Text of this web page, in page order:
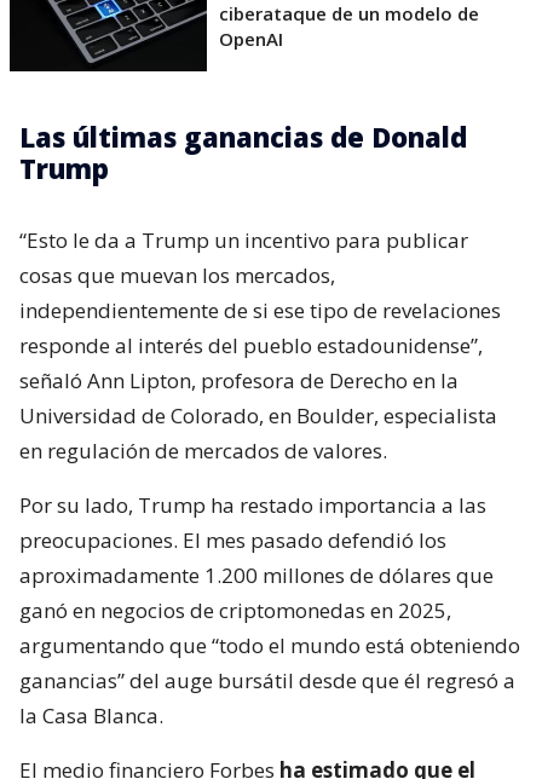
ciberataque de un modelo de
OpenAI
Las últimas ganancias de Donald
Trump
“Esto le da a Trump un incentivo para publicar
cosas que muevan los mercados,
independientemente de si ese tipo de revelaciones
responde al interés del pueblo estadounidense”,
señaló Ann Lipton, profesora de Derecho en la
Universidad de Colorado, en Boulder, especialista
en regulación de mercados de valores.
Por su lado, Trump ha restado importancia a las
preocupaciones. El mes pasado defendió los
aproximadamente 1.200 millones de dólares que
ganó en negocios de criptomonedas en 2025,
argumentando que “todo el mundo está obteniendo
ganancias” del auge bursátil desde que él regresó a
la Casa Blanca.
El medio financiero Forbes ha estimado que el